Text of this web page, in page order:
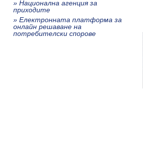
» Национална агенция за
приходите
» Електронната платформа за
онлайн решаване на
потребителски спорове